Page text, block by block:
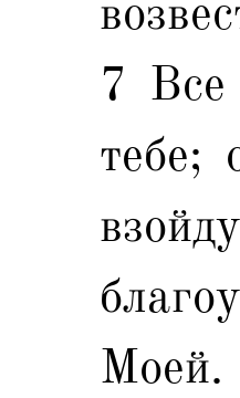
7 Все
тебе;
Моей.